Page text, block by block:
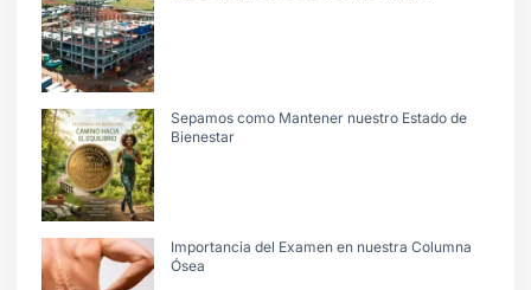
Sepamos como Mantener nuestro Estado de
Bienestar
Importancia del Examen en nuestra Columna
Ósea